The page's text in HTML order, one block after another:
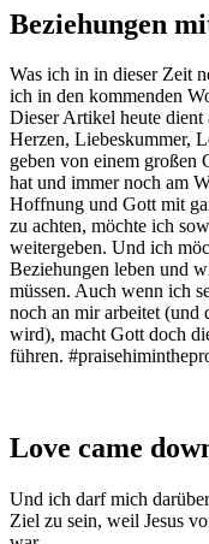
Beziehungen
Was ich in in dieser Zeit
ich in den kommenden
Dieser Artikel heute dient
Herzen, Liebeskummer,
geben von einem großen
hat und immer noch am
Hoffnung und Gott mit
zu achten, möchte ich
weitergeben. Und ich
Beziehungen leben und
müssen. Auch wenn ich
noch an mir arbeitet (und
wird), macht Gott doch
führen.
Love came
Und ich darf mich
Ziel zu sein, weil Jesus